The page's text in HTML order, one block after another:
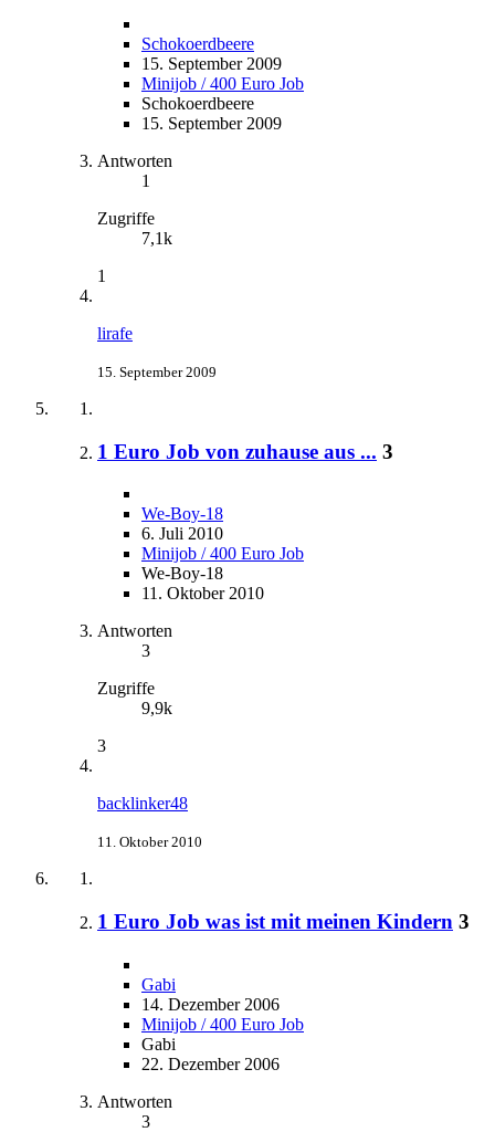
Schokoerdbeere
15. September 2009
Minijob / 400 Euro Job
Schokoerdbeere
15. September 2009
Antworten
1
Zugriffe
7,1k
1
lirafe
15. September 2009
1 Euro Job von zuhause aus ... 3
We-Boy-18
6. Juli 2010
Minijob / 400 Euro Job
We-Boy-18
11. Oktober 2010
Antworten
3
Zugriffe
9,9k
3
backlinker48
11. Oktober 2010
1 Euro Job was ist mit meinen Kindern 3
Gabi
14. Dezember 2006
Minijob / 400 Euro Job
Gabi
22. Dezember 2006
Antworten
3